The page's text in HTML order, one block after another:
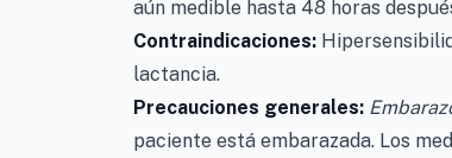
aún medible hasta 48 horas
Contraindicaciones:
lactancia.
Precauciones generales:
paciente está embarazada. Los